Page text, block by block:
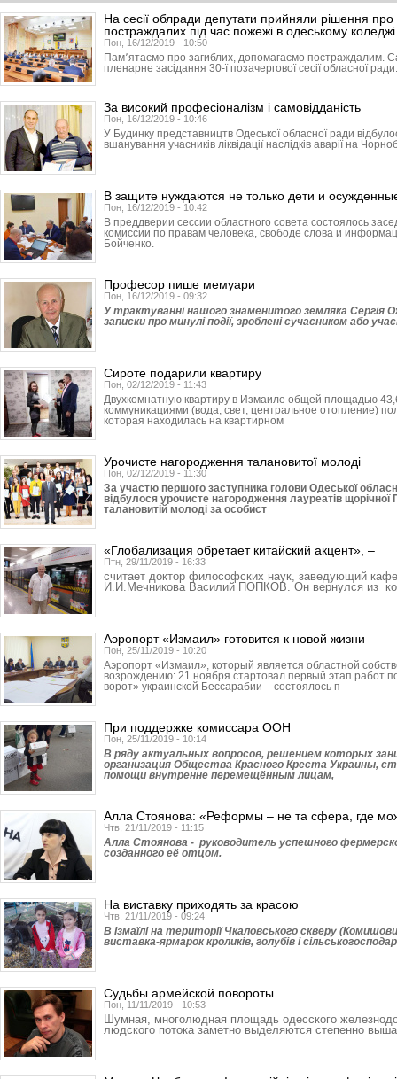
На сесії облради депутати прийняли рішення про
постраждалих під час пожежі в одеському коледжі
Пон, 16/12/2019 - 10:50
Пам՚ятаємо про загиблих, допомагаємо постраждалим.
пленарне засідання 30-ї позачергової сесії обласної ради.
За високий професіоналізм і самовідданість
Пон, 16/12/2019 - 10:46
У Будинку представництв Одеської обласної ради
вшанування учасників ліквідації наслідків аварії на
В защите нуждаются не только дети и
Пон, 16/12/2019 - 10:42
В преддверии сессии областного совета состоялось
комиссии по правам человека, свободе слова и
Бойченко.
Професор пише мемуари
Пон, 16/12/2019 - 09:32
У трактуванні нашого знаменитого земляка Сергія
записки про минулі події, зроблені сучасником або
Сироте подарили квартиру
Пон, 02/12/2019 - 11:43
Двухкомнатную квартиру в Измаиле общей площадью
коммуникациями (вода, свет, центральное отопление)
которая находилась на квартирном
Урочисте нагородження талановитої молоді
Пон, 02/12/2019 - 11:30
За участю першого заступника голови Одеської
відбулося урочисте нагородження лауреатів щорічної
талановитій молоді за особист
«Глобализация обретает китайский акцент», –
Птн, 29/11/2019 - 16:33
считает доктор философских наук, заведующий
И.И.Мечникова Василий ПОПКОВ. Он вернулся из
Аэропорт «Измаил» готовится к новой жизни
Пон, 25/11/2019 - 10:20
Аэропорт «Измаил», который является областной
возрождению: 21 ноября стартовал первый этап работ
ворот» украинской Бессарабии – состоялось п
При поддержке комиссара ООН
Пон, 25/11/2019 - 10:14
В ряду актуальных вопросов, решением которых
организация Общества Красного Креста Украины,
помощи внутренне перемещённым лицам,
Алла Стоянова: «Реформы – не та сфера, где
Чтв, 21/11/2019 - 11:15
Алла Стоянова - руководитель успешного
созданного её отцом.
На виставку приходять за красою
Чтв, 21/11/2019 - 09:24
В Ізмаїлі на території Чкаловського скверу
виставка-ярмарок кроликів, голубів і
Судьбы армейской повороты
Пон, 11/11/2019 - 10:53
Шумная, многолюдная площадь одесского
людского потока заметно выделяются степенно